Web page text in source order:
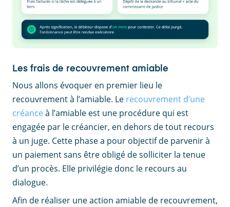
Les frais de recouvrement amiable
Nous allons évoquer en premier lieu le
recouvrement à l’amiable. Le recouvrement d’une
créanceà l’amiable est une procédure qui est
engagée par le créancier, en dehors de tout recours
à un juge. Cette phase a pour objectif de parvenir à
un paiement sans être obligé de solliciter la tenue
d’un procès. Elle privilégie donc le recours au
dialogue.
Afin de réaliser une action amiable de recouvrement,